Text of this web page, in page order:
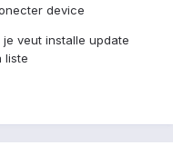
device
veut installe update
liste